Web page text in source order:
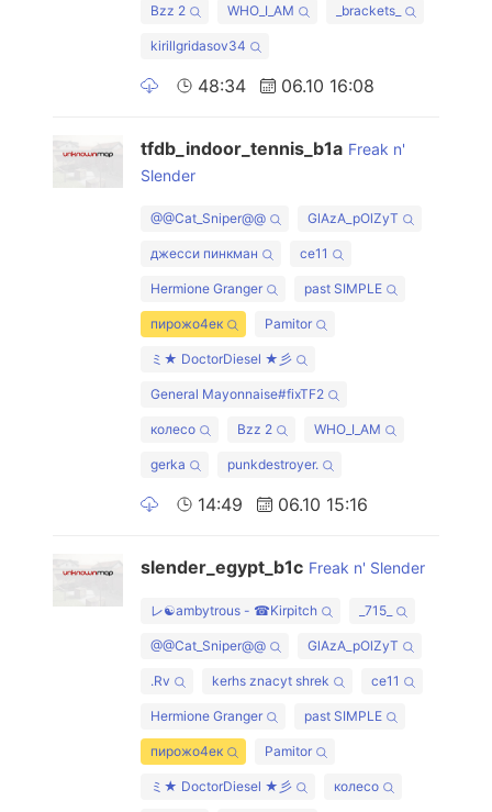
Bzz 2 WHO_I_AM _brackets_
kirillgridasov34
48:34 06.10 16:08
tfdb_indoor_tennis_b1a Freak n'
Slender
@@Cat_Sniper@@ GlAzA_pOlZyT
джесси пинкман ce11
Hermione Granger past SIMPLE
пирожо4ек Pamitor
ミ★ DoctorDiesel ★彡
General Mayonnaise#fixTF2
колесо Bzz 2 WHO_I_AM
gerka punkdestroyer.
14:49 06.10 15:16
slender_egypt_b1c Freak n' Slender
レ☯ambytrous - ☎Kirpitch _715_
@@Cat_Sniper@@ GlAzA_pOlZyT
.Rv kerhs znacyt shrek ce11
Hermione Granger past SIMPLE
пирожо4ек Pamitor
ミ★ DoctorDiesel ★彡 колесо